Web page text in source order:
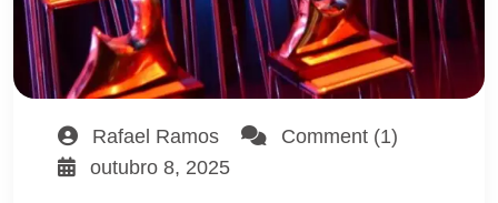
Rafael Ramos
Comment (1)
outubro 8, 2025